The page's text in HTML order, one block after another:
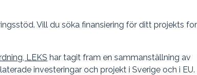
Vill du söka finansiering för ditt projekts
LEKS har tagit fram en sammanställning av
investeringar och projekt i Sverige och i EU.